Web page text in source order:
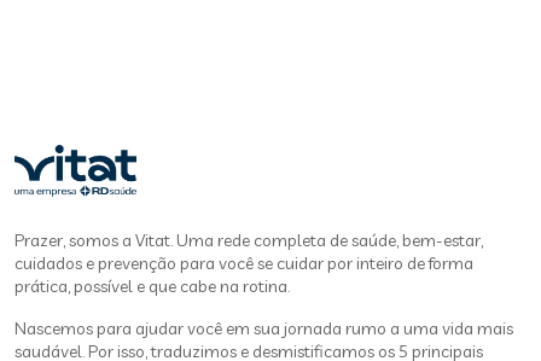
Prazer, somos a Vitat. Uma rede completa de saúde, bem-estar,
cuidados e prevenção para você se cuidar por inteiro de forma
prática, possível e que cabe na rotina.
Nascemos para ajudar você em sua jornada rumo a uma vida mais
saudável. Por isso, traduzimos e desmistificamos os 5 principais